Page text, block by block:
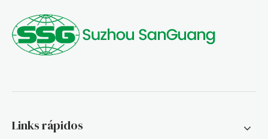
Links rápidos